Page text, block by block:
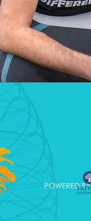
POWERED BY